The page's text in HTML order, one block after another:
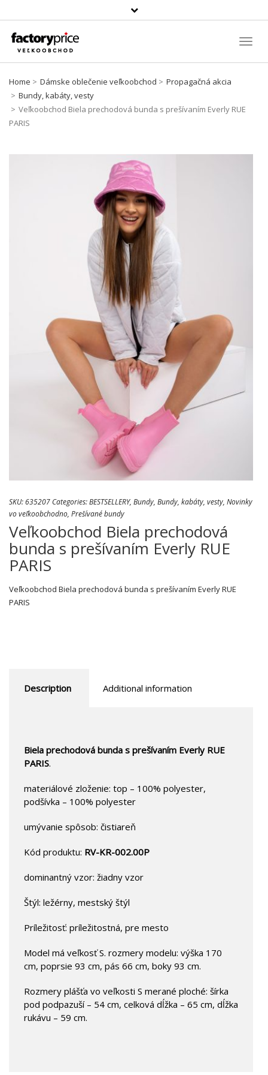
Szukaj
produktu
Home Dámske oblečenie veľkoobchod
Propagačná akcia
Bundy, kabáty, vesty
Veľkoobchod Biela prechodová bunda s prešívaním Everly RUE
PARIS
SKU:635207 Categories:BESTSELLERY, Bundy, Bundy, kabáty, vesty, Novinky
vo veľkoobchodno, Prešívané bundy
Veľkoobchod Biela prechodová
bunda s prešívaním Everly RUE
PARIS
Veľkoobchod Biela prechodová bunda s prešívaním Everly RUE
PARIS
Description Additional information
Biela prechodová bunda s prešívaním Everly RUE
PARIS.
materiálové zloženie: top – 100% polyester,
podšívka – 100% polyester
umývanie spôsob: čistiareň
Kód produktu: RV-KR-002.00P
dominantný vzor: žiadny vzor
Štýl: ležérny, mestský štýl
Príležitosť: príležitostná, pre mesto
Model má veľkosť S. rozmery modelu: výška 170
cm, poprsie 93 cm, pás 66 cm, boky 93 cm.
Rozmery plášťa vo veľkosti S merané ploché: šírka
pod podpazuší – 54 cm, celková dĺžka – 65 cm, dĺžka
rukávu – 59 cm.